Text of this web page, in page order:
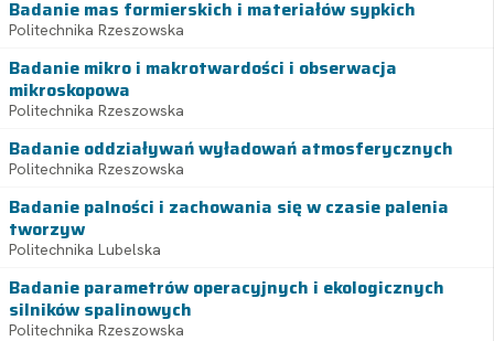
Badanie mas formierskich i materiałów sypkich
Politechnika Rzeszowska
Badanie mikro i makrotwardości i obserwacja
mikroskopowa
Politechnika Rzeszowska
Badanie oddziaływań wyładowań atmosferycznych
Politechnika Rzeszowska
Badanie palności i zachowania się w czasie palenia
tworzyw
Politechnika Lubelska
Badanie parametrów operacyjnych i ekologicznych
silników spalinowych
Politechnika Rzeszowska